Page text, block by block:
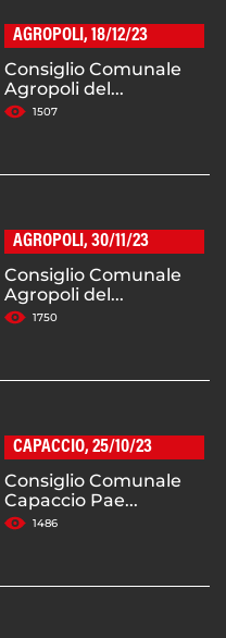
AGROPOLI, 18/12/23
Consiglio Comunale
Agropoli del...
1507
AGROPOLI, 30/11/23
Consiglio Comunale
Agropoli del...
1750
CAPACCIO, 25/10/23
Consiglio Comunale
Capaccio Pae...
1486